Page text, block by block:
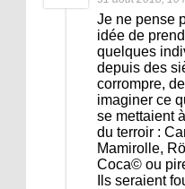
Je ne pense
idée de
quelques
depuis des
corrompre,
imaginer ce
se mettaient
du terroir :
Mamirolle,
Coca© ou
Ils seraient